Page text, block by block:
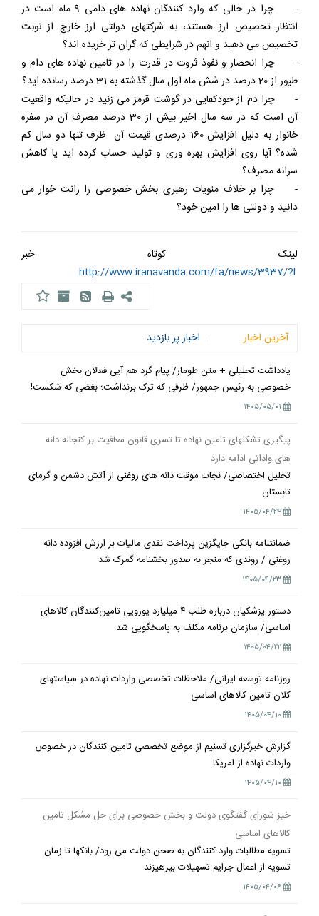
-
چرا در حالی که وارد کنندگان نهاده های دامی 9 ماه است در
انتظار تحصیص ارز هستند، به شرکتهای دولتی ارز خارج از نوبت
تخصیص می دهید و انهم در شرایطی که گران تر خریده اند؟
-
چرا انحصار و نفوذ ثروت در قدرت را در تامین نهاده های دام و
طیور از 20 درصد در شش ماه اول سال گذشته به 31 درصد رسانده اید؟
-
چرا دم از خودکفایی در گوشت قرمز می زنید در حالیکه واقعیت
آن است که در سه سال اخیر بیش از 30 درصد مصرف آن در سفره
خانوار به دلیل افزایش 160 درصدی قیمت آن ظرف تنها دو سال کم
شده؟ آیا روی افزایش بهره وری و تولید حساب کرده اید یا کاهش
سرانه مصرف؟
-
چرا بر خلاف منویات رهبری بخش خصوصی را رانت خوار می
دانید و دولتی ها را امین خود؟
لینک کوتاه خبر
http://www.iranavanda.com/fa/news/3937/?l
آخرین اخبار اخبار پر بازدید
یادداشت تحلیلی + متن طومار/ پیام گرد هم آیی فعالان بخش
خصوصی به رئیس جمهور/ ظرفی که ترک برنداشت؛ بغضی که شکست!
۱۴۰۵/۰۵/۰۱
پیگیری تشکلهای تامین نهاده تا تسری قانون معافیت بر کنجاله دانه
های واداتی ادامه دارد
تحلیل اختصاصی/ نجات موقت دانه های روغنی از آتش دشمن و گرمای
تابستان
۱۴۰۵/۰۴/۲۴
ضمانتنامه بانکی جایگزین پرداخت نقدی مالیات بر ارزش افزوده دانه
روغنی / روندی که منجر به صدور بخشنامه گمرک شد
۱۴۰۵/۰۴/۲۳
دستور پزشکیان درباره طلب ۴ میلیارد یورویی تامین‌کنندگان کالاهای
اساسی/ سازمان برنامه مکلف به پاسخگویی شد
۱۴۰۵/۰۴/۲۲
روزنامه توسعه ایرانی/ ملاحظات تخصصی واردات نهاده در سیاستهای
کلان تامین کالاهای اساسی
۱۴۰۵/۰۴/۱۰
گزارش خبرگزاری تسنیم از موضع تخصصی تامین کنندگان در خصوص
واردات نهاده از امریکا
۱۴۰۵/۰۴/۱۰
خیز شورای گفتگوی دولت و بخش خصوصی برای حل مشکل تامین
کالاهای اساسی
تسویه مطالبات وارد کنندگان به صحن دولت می رود/ بانکها تا زمان
تسویه از اعمال جرایم تسهیلات بپرهیزند
۱۴۰۵/۰۴/۰۶